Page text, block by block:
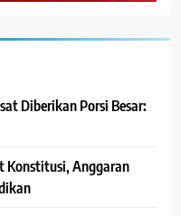
Diberikan Porsi Besar:
Konstitusi, Anggaran